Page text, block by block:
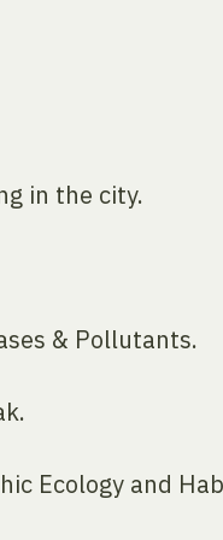
in the city.
& Pollutants.
Ecology and